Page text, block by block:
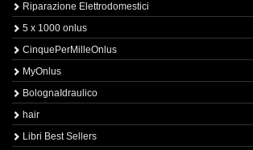
Riparazione Elettrodomestici
5 x 1000 onlus
CinquePerMilleOnlus
MyOnlus
BolognaIdraulico
hair
Libri Best Sellers